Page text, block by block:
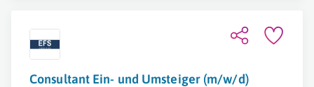
Consultant Ein- und Umsteiger (m/w/d)